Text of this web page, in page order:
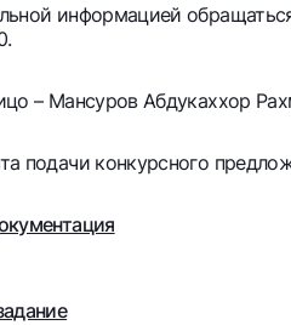
информацией
– Мансуров Абдукаххор
подачи конкурсного